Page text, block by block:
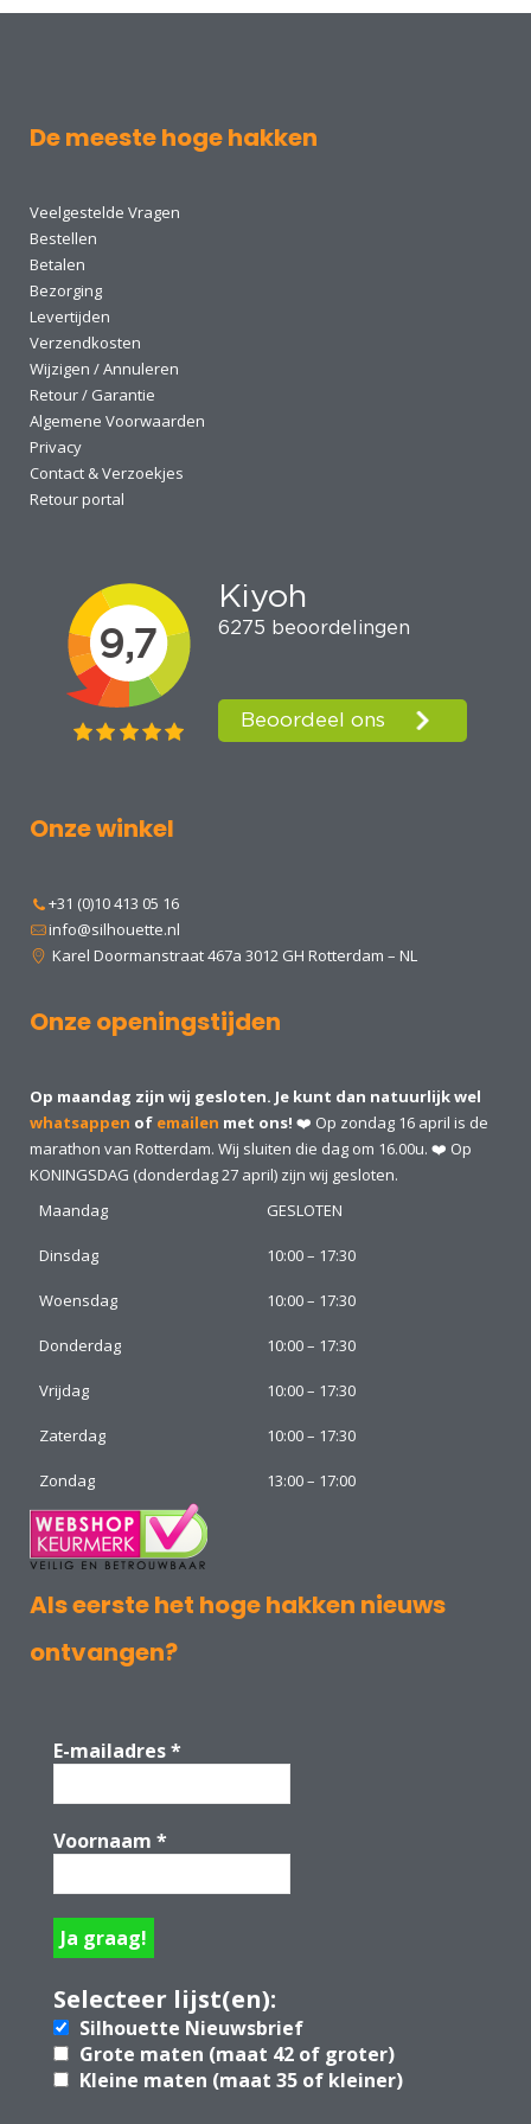
De meeste hoge hakken
Veelgestelde Vragen
Bestellen
Betalen
Bezorging
Levertijden
Verzendkosten
Wijzigen / Annuleren
Retour / Garantie
Algemene Voorwaarden
Privacy
Contact & Verzoekjes
Retour portal
Onze winkel
+31 (0)10 413 05 16
info@silhouette.nl
Karel Doormanstraat 467a 3012 GH Rotterdam – NL
Onze openingstijden
Op maandag zijn wij gesloten. Je kunt dan natuurlijk wel
whatsappen of emailen met ons! ❤️ Op zondag 16 april is de
marathon van Rotterdam. Wij sluiten die dag om 16.00u. ❤️ Op
KONINGSDAG (donderdag 27 april) zijn wij gesloten.
Maandag
GESLOTEN
Dinsdag 10:00 – 17:30
Woensdag 10:00 – 17:30
Donderdag 10:00 – 17:30
Vrijdag 10:00 – 17:30
Zaterdag 10:00 – 17:30
Zondag 13:00 – 17:00
Als eerste het hoge hakken nieuws
ontvangen?
E-mailadres*
Voornaam *
Selecteer lijst(en):
Silhouette Nieuwsbrief
Grote maten (maat 42 of groter)
Kleine maten (maat 35 of kleiner)